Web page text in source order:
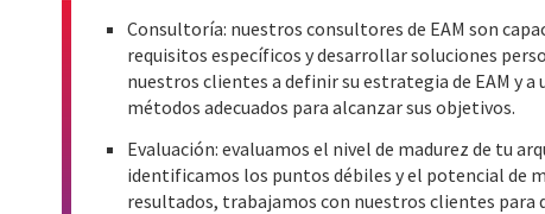
Consultoría: nuestros consultores de EAM son
requisitos específicos y desarrollar soluciones
nuestros clientes a definir su estrategia de EAM y
métodos adecuados para alcanzar sus objetivos.
Evaluación: evaluamos el nivel de madurez de tu
identificamos los puntos débiles y el potencial de
resultados, trabajamos con nuestros clientes para